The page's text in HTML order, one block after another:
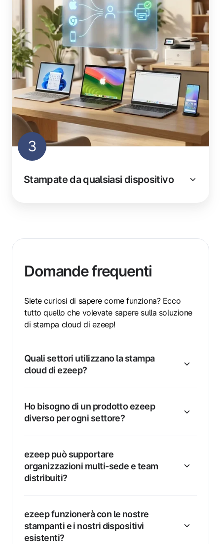
3
Stampate da qualsiasi dispositivo
Domande frequenti
Siete curiosi di sapere come funziona? Ecco
tutto quello che volevate sapere sulla soluzione
di stampa cloud di ezeep!
Quali settori utilizzano la stampa
cloud di ezeep?
Ho bisogno di un prodotto ezeep
diverso per ogni settore?
ezeep può supportare
organizzazioni multi-sede e team
distribuiti?
ezeep funzionerà con le nostre
stampanti e i nostri dispositivi
esistenti?